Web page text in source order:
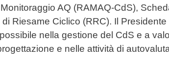
AQ (RAMAQ-CdS),
Riesame Ciclico (RRC). Il
nella gestione del CdS e a
e nelle attività di